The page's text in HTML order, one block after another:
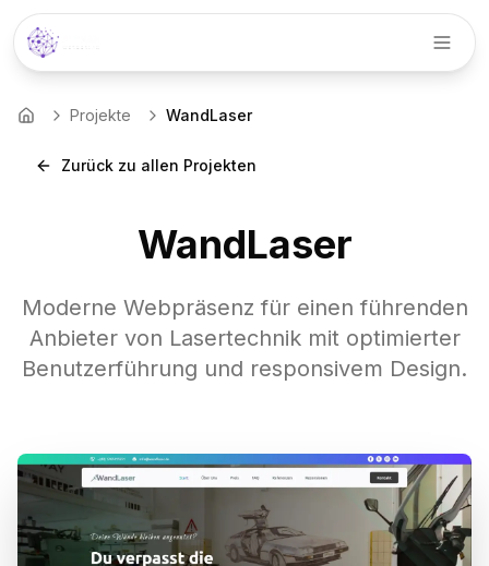
StartseiteProjekte WandLaser
Zurück zu allen Projekten
WandLaser
Moderne Webpräsenz für einen führenden
Anbieter von Lasertechnik mit optimierter
Benutzerführung und responsivem Design.